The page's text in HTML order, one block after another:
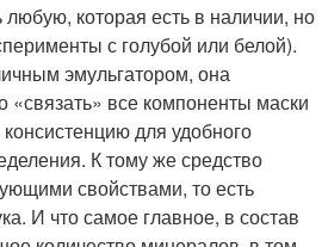
которая есть в наличии, но
с голубой или белой).
эмульгатором, она
«связать» все компоненты маски
для удобного
К тому же средство
свойствами, то есть
И что самое главное, в состав